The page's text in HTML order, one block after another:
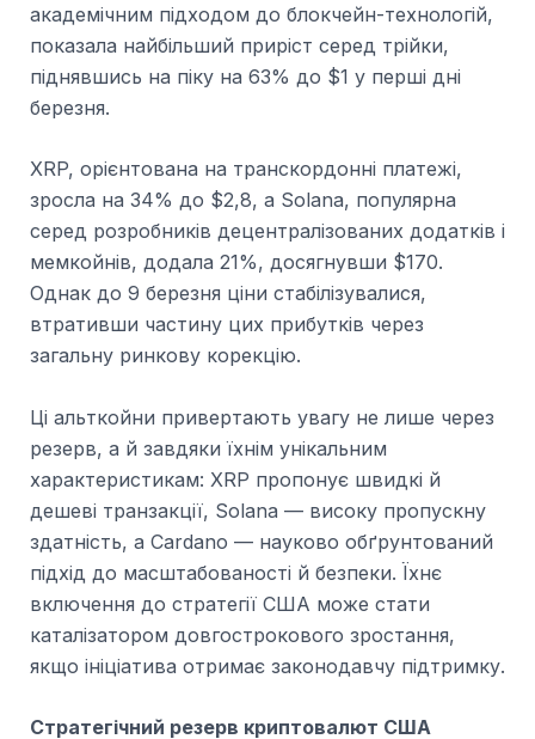
академічним підходом до блокчейн-технологій,
показала найбільший приріст серед трійки,
піднявшись на піку на 63% до $1 у перші дні
березня.
XRP, орієнтована на транскордонні платежі,
зросла на 34% до $2,8, а Solana, популярна
серед розробників децентралізованих додатків і
мемкойнів, додала 21%, досягнувши $170.
Однак до 9 березня ціни стабілізувалися,
втративши частину цих прибутків через
загальну ринкову корекцію.
Ці альткойни привертають увагу не лише через
резерв, а й завдяки їхнім унікальним
характеристикам: XRP пропонує швидкі й
дешеві транзакції, Solana — високу пропускну
здатність, а Cardano — науково обґрунтований
підхід до масштабованості й безпеки. Їхнє
включення до стратегії США може стати
каталізатором довгострокового зростання,
якщо ініціатива отримає законодавчу підтримку.
Стратегічний резерв криптовалют США